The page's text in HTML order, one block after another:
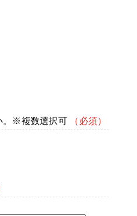
。※複数選択可